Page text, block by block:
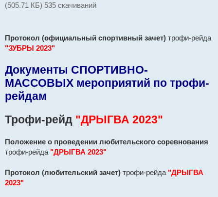
(505.71 КБ) 535 скачиваний
Протокол (официальный спортивный зачет) трофи-рейда
"ЗУБРЫ 2023"
Документы СПОРТИВНО-
МАССОВЫХ мероприятий по трофи-
рейдам
Трофи-рейд "ДРЫГВА 2023"
Положение о проведении любительского соревнования
трофи-рейда "ДРЫГВА 2023"
Протокол (любительский зачет) трофи-рейда "ДРЫГВА
2023"